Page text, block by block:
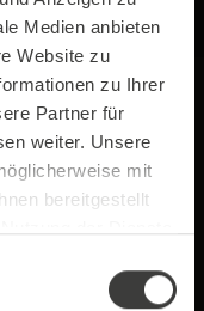
Medien anbieten
Website zu
zu Ihrer
Partner für
weiter. Unsere
mit
bereitgestellt